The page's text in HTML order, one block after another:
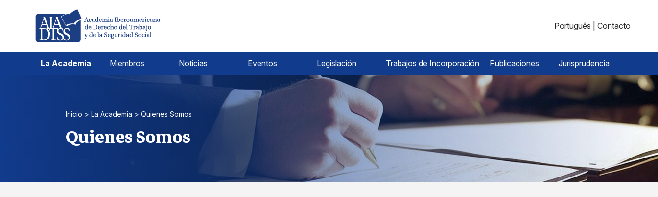
Português Contacto
La Academia Miembros Noticias Eventos Legislación Trabajos de Incorporación Publicaciones Jurisprudencia
Inicio > La Academia > Quienes Somos
Quienes Somos